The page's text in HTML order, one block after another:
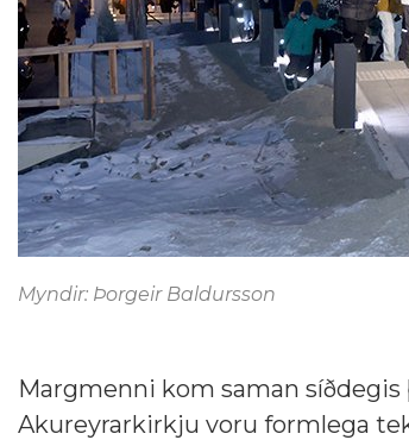
Myndir: Þorgeir Baldursson
Margmenni kom saman
Akureyrarkirkju voru formlega